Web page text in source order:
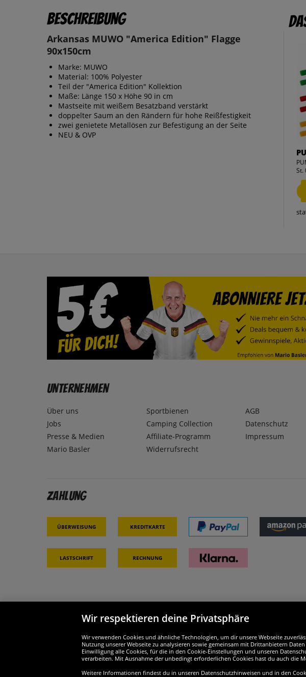
Beschreibung
Arkansas MUWO "America Edition" Flagge
90x150cm
Marke: MUWO
Material: 100% Polyester
Teil der "America Edition" Kollektion
Maße: Länge 150 x Höhe 90 in cm
Mastseite mit weißem Besatzband verstärkt
doppelter Saum an den Rändern für hohe Reißfestigkeit
zwei genietete Metallösen zur Befestigung an der Seite
NEU & OVP
St.
Unternehmen
Über uns
Jobs
Presse & Medien
Mario Basler
Sportbienen
Camping Collection
Affiliate-Programm
Widerrufsrecht
AGB
Datenschutz
Impressum
Zahlung
Überweisung Kreditkarte
Lastschrift Rechnung
Partner & Sicherheit Wir sind ausgezeichnet
Wir respektieren deine Privatsphäre
Wir verwenden Cookies und ähnliche Technologien, um dir unsere Webseite
Nutzung unserer Webseite zu analysieren sowie gemeinsam mit Drittanbietern
Einwilligung alle Cookies, für die in den Cookie-Einstellungen und unseren
verarbeiten. Mit Ausnahme der unbedingt erforderlichen Cookies hast du auch die
Weitere Informationen findest du in unseren Datenschutzhinweisen und in den